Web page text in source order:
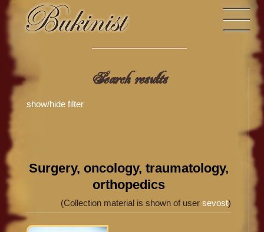
Search results
show/hide filter
Surgery, oncology, traumatology,
orthopedics
(Collection material is shown of user sevost)